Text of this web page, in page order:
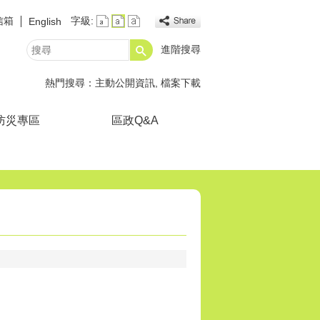
箱 English 字級:
搜
進階搜尋
熱門搜尋： 主動公開資訊 檔案下載
災專區 區政Q&A